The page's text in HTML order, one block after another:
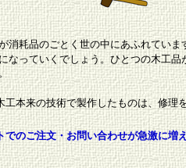
耗品のごとく世の中にあふれていま
っていくでしょう。ひとつの木工
工本来の技術で製作したものは、修理
でのご注文・お問い合わせが急激に増